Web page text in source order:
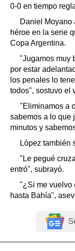
0-0 en tiempo
Daniel Moyano
héroe en la serie
Copa Argentina.
"Jugamos muy
por estar
los penales lo
todos", sostuvo el
"Eliminamos a
sabemos a lo que
minutos y
López también
"Le pegué
entró", subrayó.
"¿Si me vuelvo
hasta Bahía",